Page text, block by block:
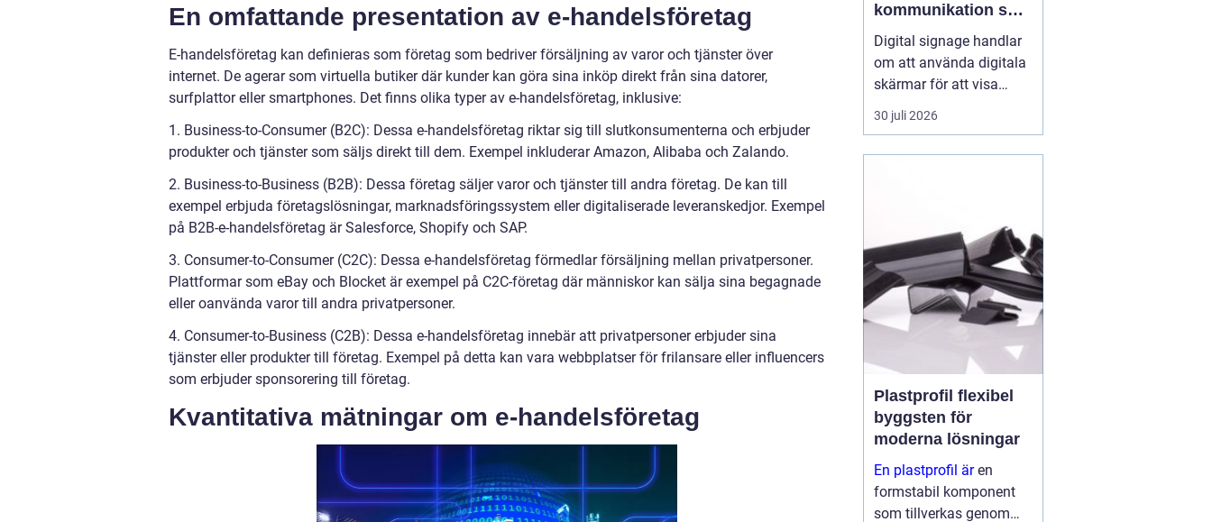
En omfattande presentation av e-handelsföretag
E-handelsföretag kan definieras som företag som bedriver försäljning av varor och tjänster över
internet. De agerar som virtuella butiker där kunder kan göra sina inköp direkt från sina datorer,
surfplattor eller smartphones. Det finns olika typer av e-handelsföretag, inklusive:
1. Business-to-Consumer (B2C): Dessa e-handelsföretag riktar sig till slutkonsumenterna och erbjuder
produkter och tjänster som säljs direkt till dem. Exempel inkluderar Amazon, Alibaba och Zalando.
2. Business-to-Business (B2B): Dessa företag säljer varor och tjänster till andra företag. De kan till
exempel erbjuda företagslösningar, marknadsföringssystem eller digitaliserade leveranskedjor. Exempel
på B2B-e-handelsföretag är Salesforce, Shopify och SAP.
3. Consumer-to-Consumer (C2C): Dessa e-handelsföretag förmedlar försäljning mellan privatpersoner.
Plattformar som eBay och Blocket är exempel på C2C-företag där människor kan sälja sina begagnade
eller oanvända varor till andra privatpersoner.
4. Consumer-to-Business (C2B): Dessa e-handelsföretag innebär att privatpersoner erbjuder sina
tjänster eller produkter till företag. Exempel på detta kan vara webbplatser för frilansare eller influencers
som erbjuder sponsorering till företag.
Kvantitativa mätningar om e-handelsföretag
kommunikation som
fångar blicken
Digital signage handlar
om att använda digitala
skärmar för att visa
rörlig bild, text och grafik
på ett sätt som
offentliga platser
ersätter digitala skärmar
allt oftare...
30 juli 2026
Plastprofil flexibel
byggsten för
moderna lösningar
En plastprofil ären
formstabil komponent
som tillverkas genom